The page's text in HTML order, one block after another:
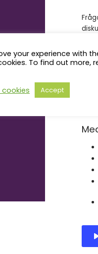
i
your experience with
To find out more,
Accept